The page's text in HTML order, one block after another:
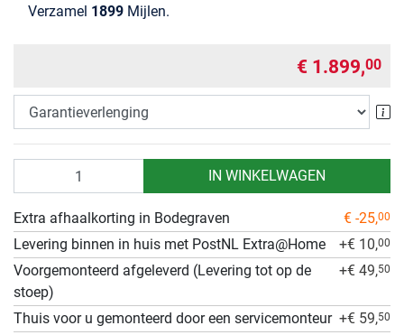
Verzamel 1899 Mijlen.
€ 1.899,00
IN WINKELWAGEN
Extra afhaalkorting in Bodegraven € -25,00
Levering binnen in huis met PostNL Extra@Home +€ 10,00
Voorgemonteerd afgeleverd (Levering tot op de
stoep)
+€ 49,50
Thuis voor u gemonteerd door een servicemonteur +€ 59,50